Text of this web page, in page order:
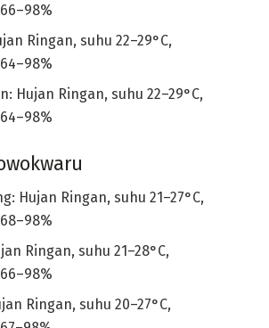
Ringan, suhu 22–29°C,
Hujan Ringan, suhu 22–29°C,
Hujan Ringan, suhu 21–27°C,
Ringan, suhu 21–28°C,
Ringan, suhu 20–27°C,